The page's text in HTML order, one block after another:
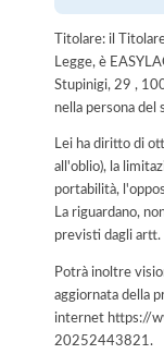
Titolare: il
Legge, è
Stupinigi, 29 ,
nella persona del
Lei ha diritto di
all'oblio), la
portabilità,
La riguardano,
previsti dagli
Potrà inoltre
aggiornata della
internet https://
20252443821 .